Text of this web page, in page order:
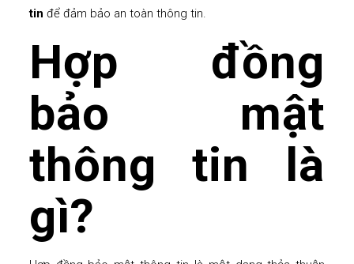
tin để đảm bảo an toàn thông tin.
Hợp đồng
bảo mật
thông tin là
gì?